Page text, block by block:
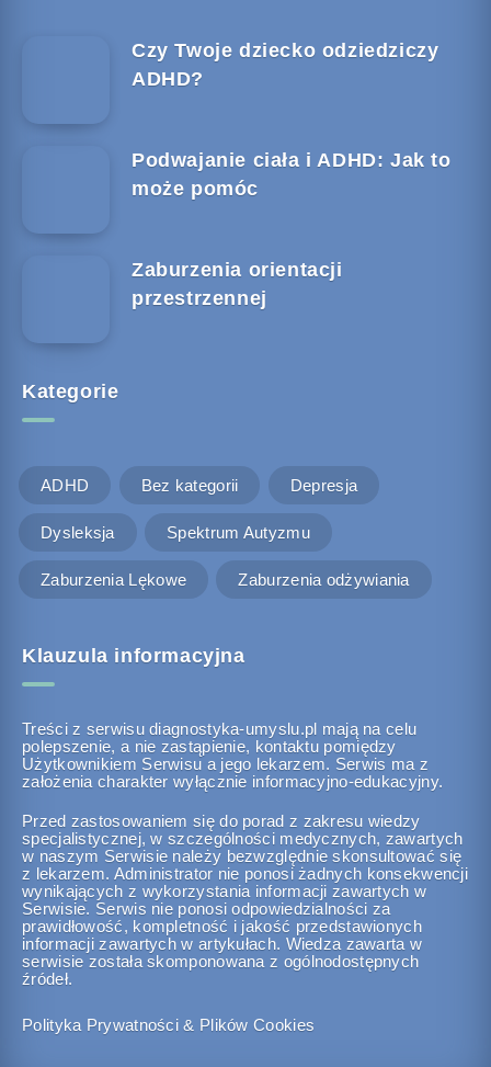
Czy Twoje dziecko odziedziczy
ADHD?
Podwajanie ciała i ADHD: Jak to
może pomóc
Zaburzenia orientacji
przestrzennej
Kategorie
ADHD Bez kategorii Depresja
Dysleksja Spektrum Autyzmu
Zaburzenia Lękowe Zaburzenia odżywiania
Klauzula informacyjna
Treści z serwisu diagnostyka-umyslu.pl mają na celu
polepszenie, a nie zastąpienie, kontaktu pomiędzy
Użytkownikiem Serwisu a jego lekarzem. Serwis ma z
założenia charakter wyłącznie informacyjno-edukacyjny.
Przed zastosowaniem się do porad z zakresu wiedzy
specjalistycznej, w szczególności medycznych, zawartych
w naszym Serwisie należy bezwzględnie skonsultować się
z lekarzem. Administrator nie ponosi żadnych konsekwencji
wynikających z wykorzystania informacji zawartych w
Serwisie. Serwis nie ponosi odpowiedzialności za
prawidłowość, kompletność i jakość przedstawionych
informacji zawartych w artykułach. Wiedza zawarta w
serwisie została skomponowana z ogólnodostępnych
źródeł.
Polityka Prywatności & Plików Cookies